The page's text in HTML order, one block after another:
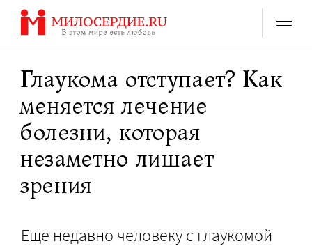
Перейти
содержанию
Глаукома отступает? Как
меняется лечение
болезни, которая
незаметно лишает
зрения
Еще недавно человеку с глаукомой